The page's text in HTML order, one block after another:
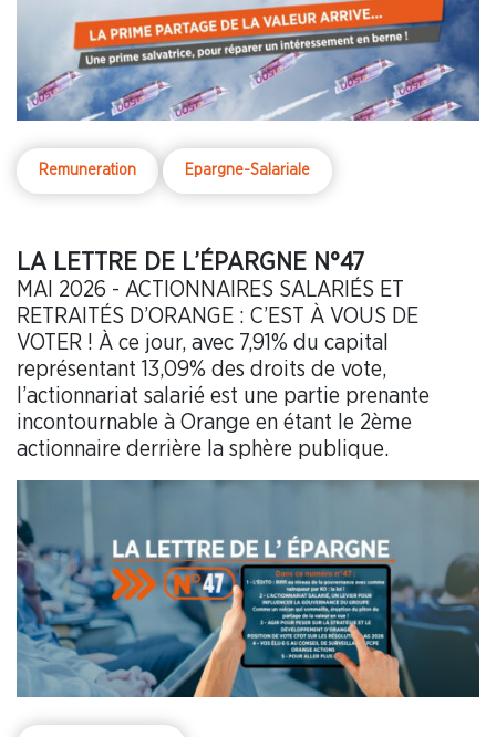
Remuneration Epargne-Salariale
LA LETTRE DE L’ÉPARGNE N°47
MAI 2026 - ACTIONNAIRES SALARIÉS ET
RETRAITÉS D’ORANGE : C’EST À VOUS DE
VOTER ! À ce jour, avec 7,91% du capital
représentant 13,09% des droits de vote,
l’actionnariat salarié est une partie prenante
incontournable à Orange en étant le 2ème
actionnaire derrière la sphère publique.